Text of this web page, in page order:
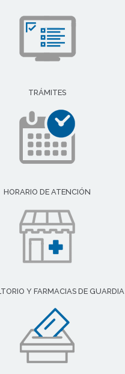
TRÁMITES
HORARIO DE ATENCIÓN
Y FARMACIAS DE GUARDIA